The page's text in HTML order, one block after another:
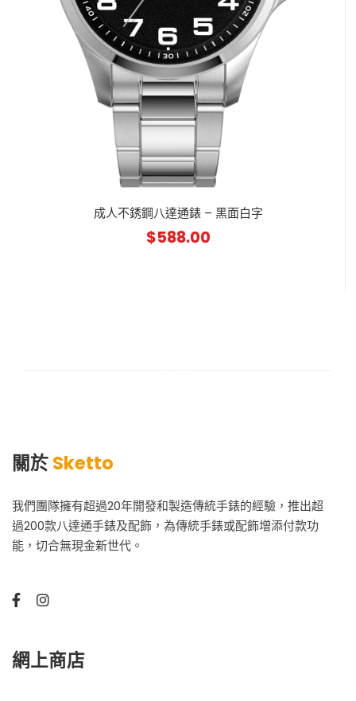
成人不銹鋼八達通錶 – 黑面白字
$588.00
關於Sketto
我們團隊擁有超過20年開發和製造傳統手錶的經驗，推出超
過200款八達通手錶及配飾，為傳統手錶或配飾增添付款功
能，切合無現金新世代。
網上商店